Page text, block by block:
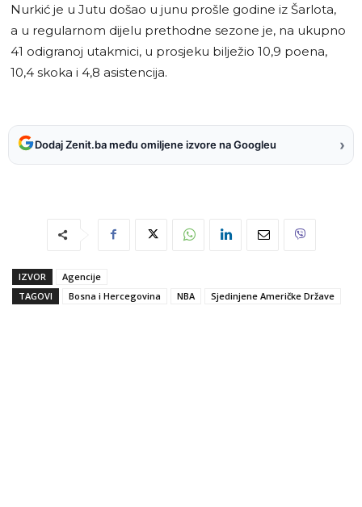
Nurkić je u Jutu došao u junu prošle godine iz Šarlota,
a u regularnom dijelu prethodne sezone je, na ukupno
41 odigranoj utakmici, u prosjeku bilježio 10,9 poena,
10,4 skoka i 4,8 asistencija.
Dodaj Zenit.ba među omiljene izvore na Googleu ›
IZVOR
Agencije
TAGOVI
Bosna i Hercegovina NBA Sjedinjene Američke Države